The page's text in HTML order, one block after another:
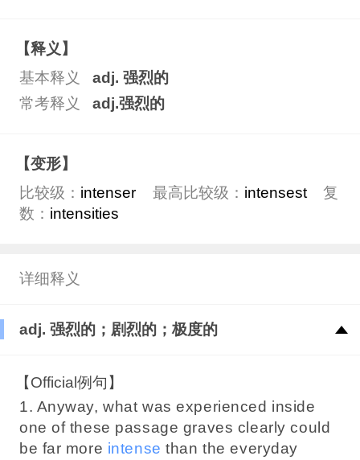
【释义】
基本释义
adj. 强烈的
常考释义
adj.强烈的
【变形】
比较级： intenser 最高比较级： intensest
复
数： intensities
详细释义
adj. 强烈的；剧烈的；极度的
【Official例句】
1. Anyway, what was experienced inside
one of these passage graves clearly could
be far more intense than the everyday